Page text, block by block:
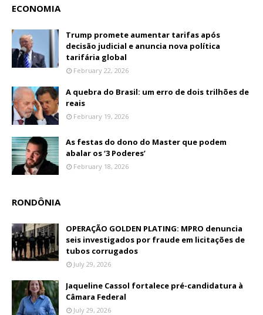
ECONOMIA
Trump promete aumentar tarifas após
decisão judicial e anuncia nova política
tarifária global
February 22, 2026
A quebra do Brasil: um erro de dois trilhões de
reais
February 19, 2026
As festas do dono do Master que podem
abalar os ‘3 Poderes’
February 18, 2026
RONDÔNIA
OPERAÇÃO GOLDEN PLATING: MPRO denuncia
seis investigados por fraude em licitações de
tubos corrugados
July 29, 2026
Jaqueline Cassol fortalece pré-candidatura à
Câmara Federal
July 29, 2026